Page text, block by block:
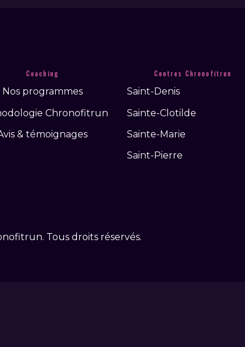
Coaching
Nos programmes
Chronofitrun
& témoignages
Centres Chronofitrun
Saint-Denis
Sainte-Clotilde
Sainte-Marie
Saint-Pierre
Tous droits réservés.